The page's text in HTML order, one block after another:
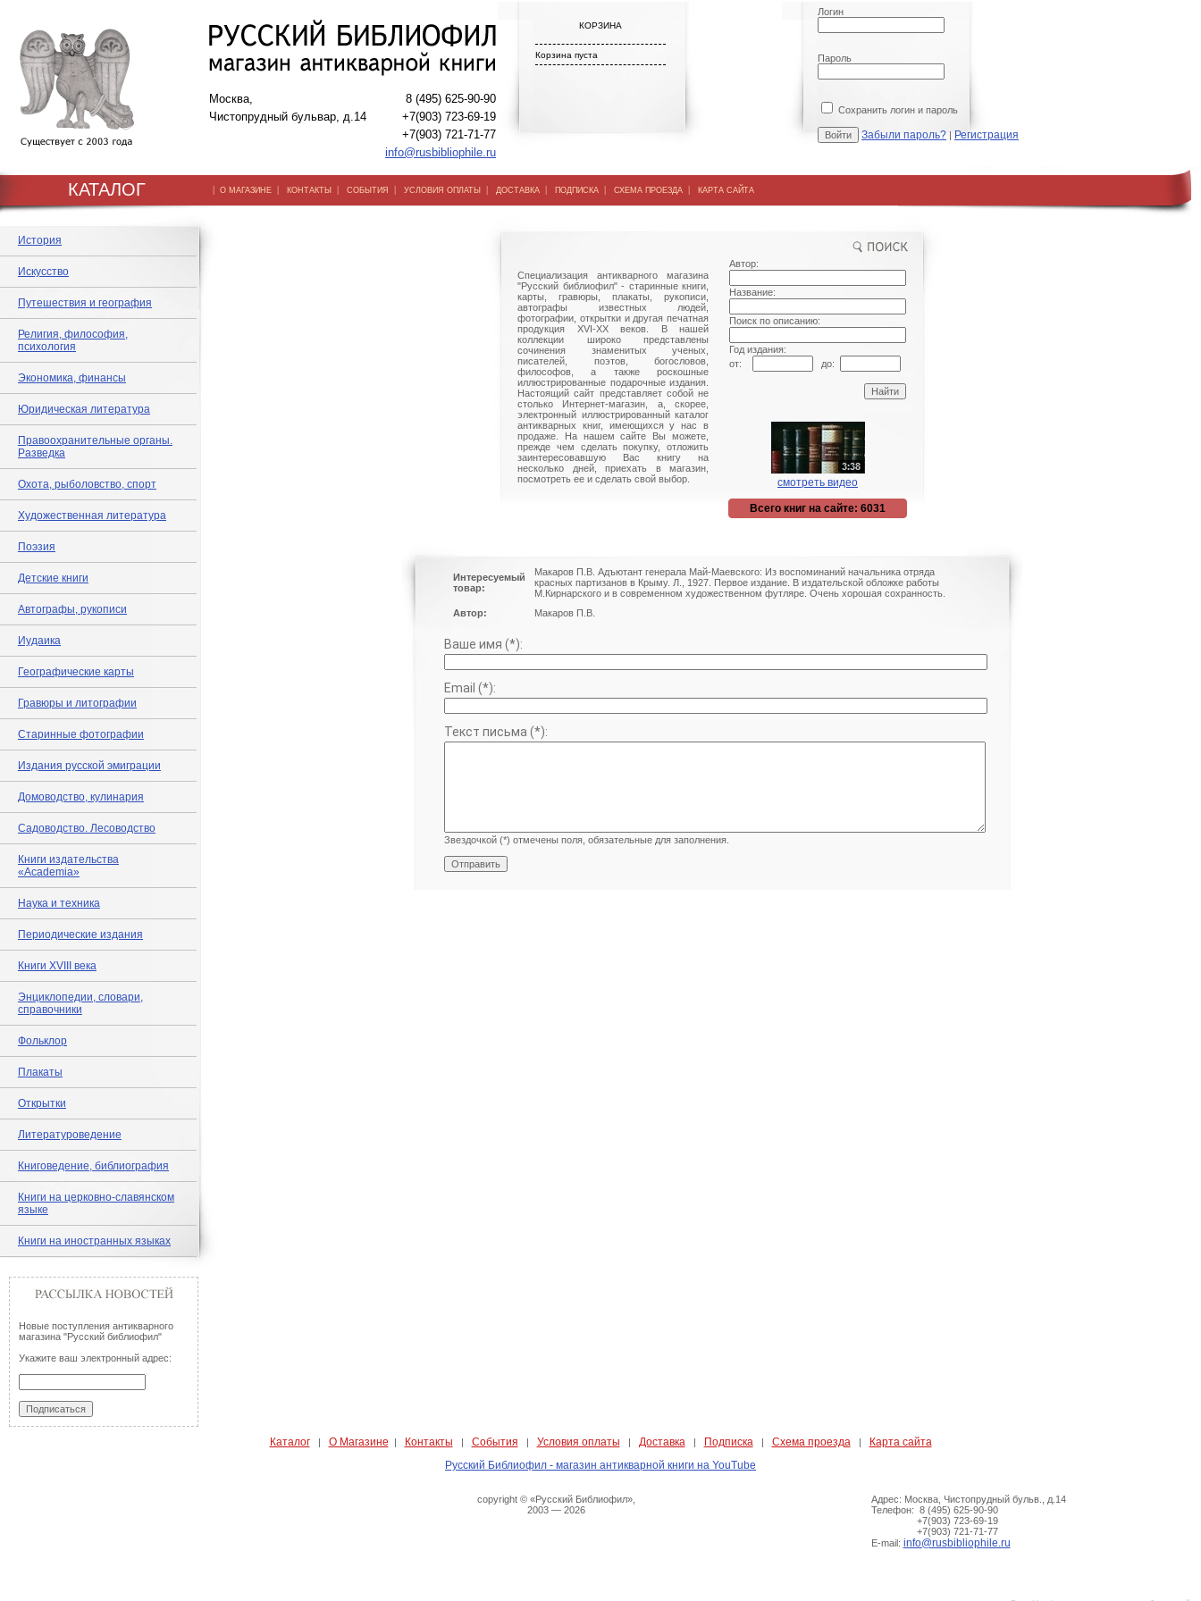
Москва,
Чистопрудный бульвар, д.14
8 (495) 625-90-90
+7(903) 723-69-19
+7(903) 721-71-77
info@rusbibliophile.ru
КОРЗИНА
Корзина пуста
Логин
Пароль
Сохранить логин и пароль
Забыли пароль? | Регистрация
КАТАЛОГ | О МАГАЗИНЕ | КОНТАКТЫ | СОБЫТИЯ | УСЛОВИЯ ОПЛАТЫ | ДОСТАВКА | ПОДПИСКА | СХЕМА ПРОЕЗДА | КАРТА САЙТА
История
Искусство
Путешествия и география
Религия, философия,
психология
Экономика, финансы
Юридическая литература
Правоохранительные органы.
Разведка
Охота, рыболовство, спорт
Художественная литература
Поэзия
Детские книги
Автографы, рукописи
Иудаика
Географические карты
Гравюры и литографии
Старинные фотографии
Издания русской эмиграции
Домоводство, кулинария
Садоводство. Лесоводство
Книги издательства
«Academia»
Наука и техника
Периодические издания
Книги XVIII века
Энциклопедии, словари,
справочники
Фольклор
Плакаты
Открытки
Литературоведение
Книговедение, библиография
Книги на церковно-славянском
языке
Книги на иностранных языках
Новые поступления антикварного
магазина "Русский библиофил"
Укажите ваш электронный адрес:
Специализация антикварного магазина
"Русский библиофил" - старинные книги,
карты, гравюры, плакаты, рукописи,
автографы известных людей,
фотографии, открытки и другая печатная
продукция XVI-XX веков. В нашей
коллекции широко представлены
сочинения знаменитых ученых,
писателей, поэтов, богословов,
философов, а также роскошные
иллюстрированные подарочные издания.
Настоящий сайт представляет собой не
столько Интернет-магазин, а, скорее,
электронный иллюстрированный каталог
антикварных книг, имеющихся у нас в
продаже. На нашем сайте Вы можете,
прежде чем сделать покупку, отложить
заинтересовавшую Вас книгу на
несколько дней, приехать в магазин,
посмотреть ее и сделать свой выбор.
Автор:
Название:
Поиск по описанию:
Год издания:
от:
до:
смотреть видео
Всего книг на сайте: 6031
Интересуемый
товар:
Макаров П.В. Адъютант генерала Май-Маевского: Из воспоминаний начальника отряда
красных партизанов в Крыму. Л., 1927. Первое издание. В издательской обложке работы
М.Кирнарского и в современном художественном футляре. Очень хорошая сохранность.
Автор:
Макаров П.В.
Ваше имя (*):
Email (*):
Текст письма (*):
Звездочкой (*) отмечены поля, обязательные для заполнения.
Каталог| О Магазине | Контакты | События | Условия оплаты | Доставка | Подписка | Схема проезда |
Карта сайта
Русский Библиофил - магазин антикварной книги на YouTube
copyright © «Русский Библиофил»,
2003 — 2026
Адрес: Москва, Чистопрудный бульв., д.14
Телефон: 8 (495) 625-90-90
+7(903) 723-69-19
+7(903) 721-71-77
E-mail: info@rusbibliophile.ru